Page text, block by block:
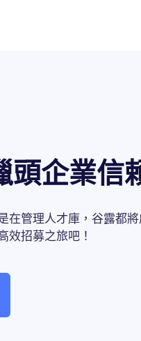
頭企業信
在管理人才庫，谷露都
效招募之旅吧！